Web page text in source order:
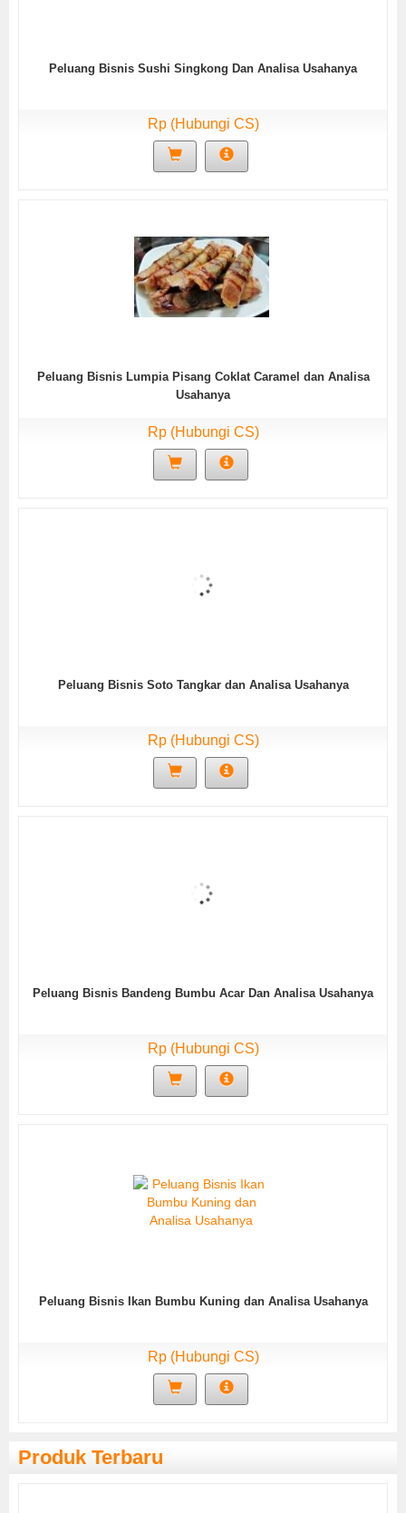
Peluang Bisnis Sushi Singkong Dan Analisa Usahanya
Rp (Hubungi CS)
Peluang Bisnis Lumpia Pisang Coklat Caramel dan Analisa
Usahanya
Rp (Hubungi CS)
Peluang Bisnis Soto Tangkar dan Analisa Usahanya
Rp (Hubungi CS)
Peluang Bisnis Bandeng Bumbu Acar Dan Analisa Usahanya
Rp (Hubungi CS)
Peluang Bisnis Ikan Bumbu Kuning dan Analisa Usahanya
Rp (Hubungi CS)
Produk Terbaru